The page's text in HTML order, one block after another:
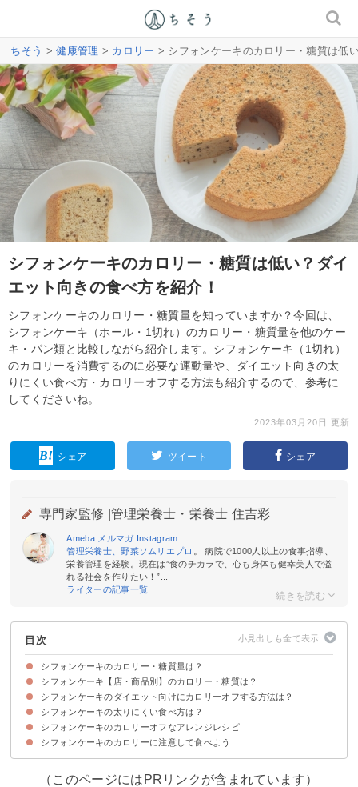
ちそう >健康管理 > カロリー > シフォンケーキのカロリー・糖質は低
シフォンケーキのカロリー・糖質は低い？ダイ
エット向きの食べ方を紹介！
シフォンケーキのカロリー・糖質量を知っていますか？今回は、
シフォンケーキ（ホール・1切れ）のカロリー・糖質量を他のケー
キ・パン類と比較しながら紹介します。シフォンケーキ（1切れ）
のカロリーを消費するのに必要な運動量や、ダイエット向きの太
りにくい食べ方・カロリーオフする方法も紹介するので、参考に
してくださいね。
2023年03月20日 更新
シェア ツイート シェア
専門家監修 | 管理栄養士・栄養士 住吉彩
Ameba メルマガ Instagram
管理栄養士、野菜ソムリエプロ
。 病院で1000人以上の食事指導、
栄養管理を経験。現在は”食のチカラで、心も身体も健幸美人で溢
れる社会を作りたい！”...
ライターの記事一覧
目次
シフォンケーキのカロリー・糖質量は？
シフォンケーキ（ホール・1切れ）のカロリー・糖質
シフォンケーキのカロリー・糖質量をケーキ・パン類と比較
シフォンケーキ（1切れ）のカロリー消費に必要な運動量
シフォンケーキ【店・商品別】のカロリー・糖質は？
シフォンケーキのダイエット向けにカロリーオフする方法は？
①サラダ油をバターで代用する
②高カロリーなトッピングは控える
③手作りをする
④たっぷりのフルーツと一緒にサンドして朝食にする
⑤カロリーオフをされている商品を選ぶ
シフォンケーキの太りにくい食べ方は？
①夜に食べない
②15時〜18時に食べる
③カロリー０の暖かい飲み物と一緒に食べる
シフォンケーキのカロリーオフなアレンジレシピ
①紅茶のシフォンケーキ（485kcal）
②抹茶と豆腐のシフォンケーキ（962kcal）
③しっとりシフォンケーキ（732kcal）
シフォンケーキのカロリーに注意して食べよう
（このページにはPRリンクが含まれています）